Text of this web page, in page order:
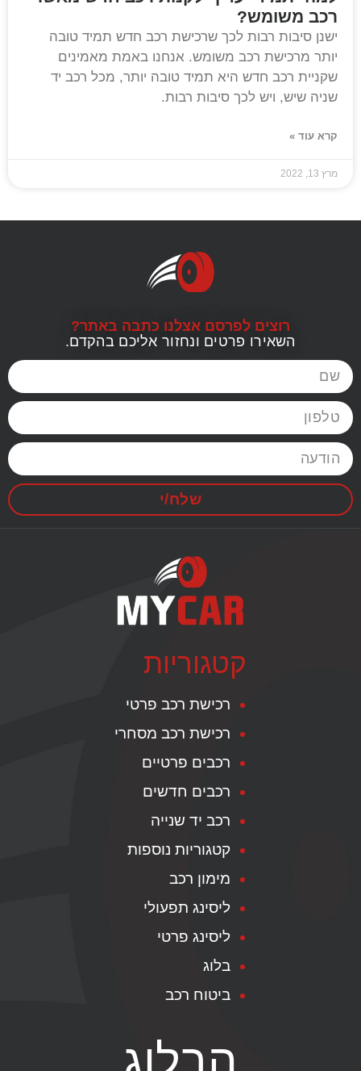
רכב משומש?
ישנן סיבות רבות לכך שרכישת רכב חדש תמיד טובה
יותר מרכישת רכב משומש. אנחנו באמת מאמינים
שקניית רכב חדש היא תמיד טובה יותר, מכל רכב יד
שניה שיש, ויש לכך סיבות רבות.
קרא עוד »
מרץ 13, 2022
רוצים לפרסם אצלנו כתבה באתר?
השאירו פרטים ונחזור אליכם בהקדם.
שלח/י
קטגוריות
רכישת רכב פרטי
רכישת רכב מסחרי
רכבים פרטיים
רכבים חדשים
רכב יד שנייה
קטגוריות נוספות
מימון רכב
ליסינג תפעולי
ליסינג פרטי
בלוג
ביטוח רכב